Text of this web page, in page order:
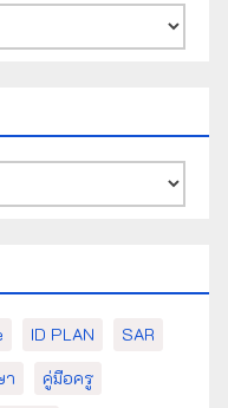
ID PLAN
SAR
า
คู่มือครู